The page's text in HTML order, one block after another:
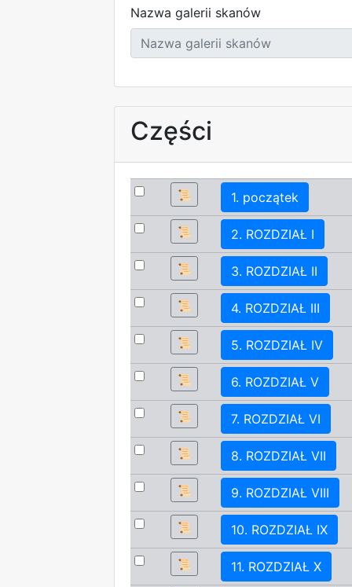
Nazwa galerii skanów
Części
📜 1. początek
📜 2. ROZDZIAŁ I
📜 3. ROZDZIAŁ II
📜 4. ROZDZIAŁ III
📜 5. ROZDZIAŁ IV
📜 6. ROZDZIAŁ V
📜 7. ROZDZIAŁ VI
📜 8. ROZDZIAŁ VII
📜 9. ROZDZIAŁ VIII
📜 10. ROZDZIAŁ IX
📜 11. ROZDZIAŁ X